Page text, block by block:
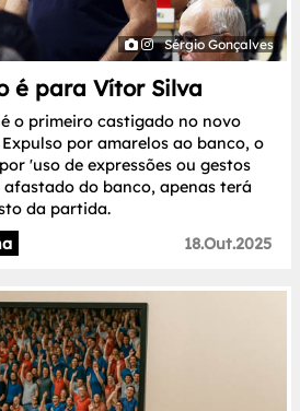
Sérgio Gonçalves
é para Vítor Silva
o primeiro castigado no novo
por amarelos ao banco, o
'uso de expressões ou gestos
do banco, apenas terá
da partida.
18.Out.2025